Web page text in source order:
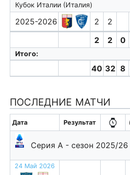
Кубок Италии (Италия)
2025-2026 2 2
2
2 0
Итого:
40 32 8
ПОСЛЕДНИЕ МАТЧИ
Дата Результат
Серия А - сезон 2025/26
24 Май 2026